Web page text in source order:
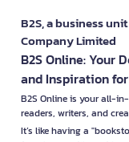
B2S, a business
Company Limited
B2S Online: Your
and Inspiration
B2S Online is your all-
readers, writers, and
It’s like having a